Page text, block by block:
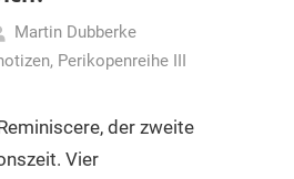
Martin Dubberke
, Perikopenreihe III
der zweite
Vier